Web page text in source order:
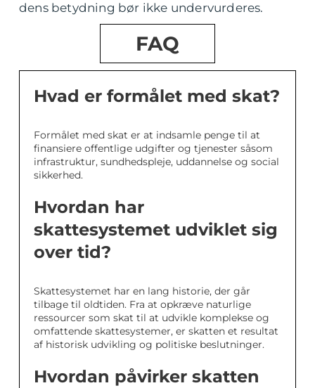
dens betydning bør ikke undervurderes.
FAQ
Hvad er formålet med skat?
Formålet med skat er at indsamle penge til at
finansiere offentlige udgifter og tjenester såsom
infrastruktur, sundhedspleje, uddannelse og social
sikkerhed.
Hvordan har
skattesystemet udviklet sig
over tid?
Skattesystemet har en lang historie, der går
tilbage til oldtiden. Fra at opkræve naturlige
ressourcer som skat til at udvikle komplekse og
omfattende skattesystemer, er skatten et resultat
af historisk udvikling og politiske beslutninger.
Hvordan påvirker skatten